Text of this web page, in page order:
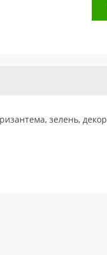
зелень, декор